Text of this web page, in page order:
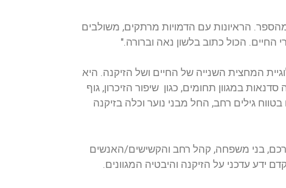
הראיונות עם הדמויות מרתקים, משולבים
החיים. הכול כתוב בלשון נאה וברורה."
המחצית השנייה של החיים ושל הזיקנה. היא
במגוון תחומים, כגון שיפור הזיכרון, גוף
גילים רחב, החל מבני נוער וכלה בזיקנה
בני משפחה, קהל רחב והקשישים/האנשים
עדכני על הזיקנה והיבטיה המגוונים.